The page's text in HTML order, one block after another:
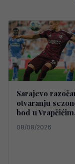
Sarajevo
otvaranju
bod u
08/08/2026